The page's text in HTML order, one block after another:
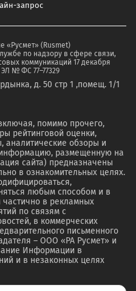
запрос
«Русмет» (Rusmet)
по надзору в сфере связи,
коммуникаций 17 декабря
ЭЛ № ФС 77–77329
д. 50 стр 1 ,помещ. 1/1
помимо прочего,
рейтинговой оценки,
аналитические обзоры и
размещенную на
сайта) предназначены
в ознакомительных целях.
любым способом и в
в рекламных
по связям с
в коммерческих
письменного
– ООО «РА Русмет» и
Информации в
и в незаконных целях